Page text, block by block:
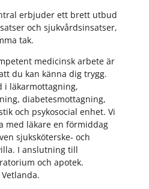
erbjuder ett brett utbud
och sjukvårdsinsatser,
tak.
medicinsk arbete är
du kan känna dig trygg.
i läkarmottagning,
diabetesmottagning,
och psykosocial enhet. Vi
med läkare en förmiddag
sjuksköterske- och
I anslutning till
och apotek.